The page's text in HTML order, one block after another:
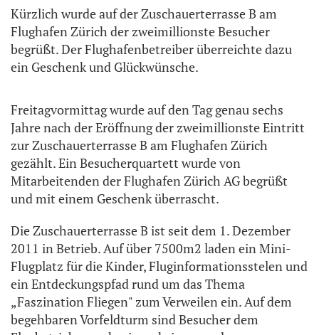
Kürzlich wurde auf der Zuschauerterrasse B am
Flughafen Zürich der zweimillionste Besucher
begrüßt. Der Flughafenbetreiber überreichte dazu
ein Geschenk und Glückwünsche.
Freitagvormittag wurde auf den Tag genau sechs
Jahre nach der Eröffnung der zweimillionste Eintritt
zur Zuschauerterrasse B am Flughafen Zürich
gezählt. Ein Besucherquartett wurde von
Mitarbeitenden der Flughafen Zürich AG begrüßt
und mit einem Geschenk überrascht.
Die Zuschauerterrasse B ist seit dem 1. Dezember
2011 in Betrieb. Auf über 7500m2 laden ein Mini-
Flugplatz für die Kinder, Fluginformationsstelen und
ein Entdeckungspfad rund um das Thema
„Faszination Fliegen" zum Verweilen ein. Auf dem
begehbaren Vorfeldturm sind Besucher dem